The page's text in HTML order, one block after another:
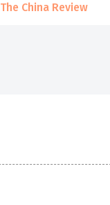
The China Review